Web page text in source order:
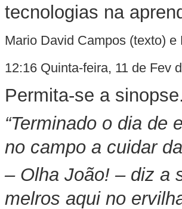
tecnologias na
Mario David Campos (texto)
12:16 Quinta-feira, 11 de Fev
Permita-se a sinopse.
“Terminado o dia de
no campo a cuidar
– Olha João! – diz a
melros aqui no